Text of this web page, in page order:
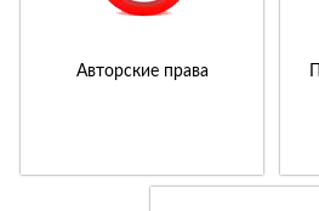
Авторские права